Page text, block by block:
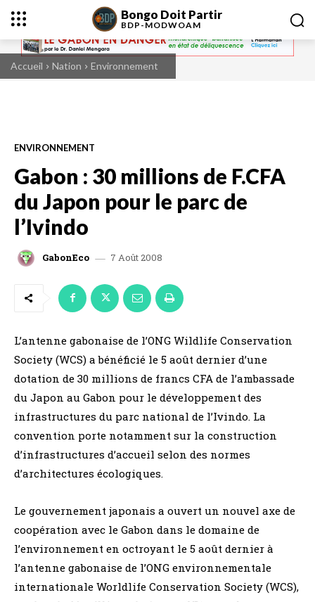
Bongo Doit Partir
BDP-MODWOAM
Accueil Nation Environnement
ENVIRONNEMENT
Gabon : 30 millions de F.CFA
du Japon pour le parc de
l’Ivindo
GabonEco 7 Août 2008
L’antenne gabonaise de l’ONG Wildlife Conservation
Society (WCS) a bénéficié le 5 août dernier d’une
dotation de 30 millions de francs CFA de l’ambassade
du Japon au Gabon pour le développement des
infrastructures du parc national de l’Ivindo. La
convention porte notamment sur la construction
d’infrastructures d’accueil selon des normes
d’architectures écologiques.
Le gouvernement japonais a ouvert un nouvel axe de
coopération avec le Gabon dans le domaine de
l’environnement en octroyant le 5 août dernier à
l’antenne gabonaise de l’ONG environnementale
internationale Worldlife Conservation Society (WCS),